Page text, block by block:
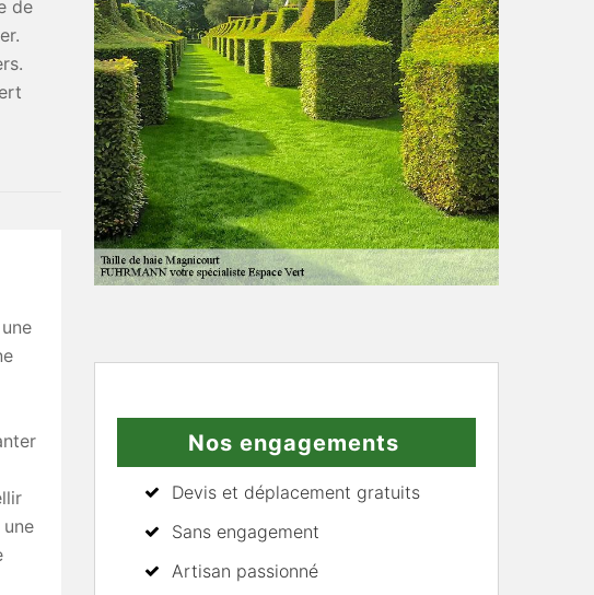
de
Nos engagements
Devis et déplacement gratuits
Sans engagement
Artisan passionné